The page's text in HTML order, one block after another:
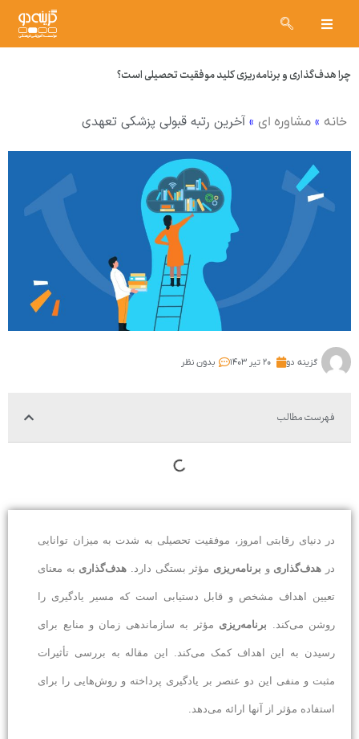
چرا هدف‌گذاری و برنامه‌ریزی کلید موفقیت تحصیلی است؟
خانه » مشاوره ای » آخرین رتبه قبولی پزشکی تعهدی
گزینه دو ۲۰ تیر ۱۴۰۳ بدون نظر
فهرست مطالب
در دنیای رقابتی امروز، موفقیت تحصیلی به شدت به میزان توانایی
در هدف‌گذاری و برنامه‌ریزی مؤثر بستگی دارد. هدف‌گذاری به معنای
تعیین اهداف مشخص و قابل دستیابی است که مسیر یادگیری را
روشن می‌کند. برنامه‌ریزی مؤثر به سازماندهی زمان و منابع برای
رسیدن به این اهداف کمک می‌کند. این مقاله به بررسی تأثیرات
مثبت و منفی این دو عنصر بر یادگیری پرداخته و روش‌هایی را برای
استفاده مؤثر از آنها ارائه می‌دهد.